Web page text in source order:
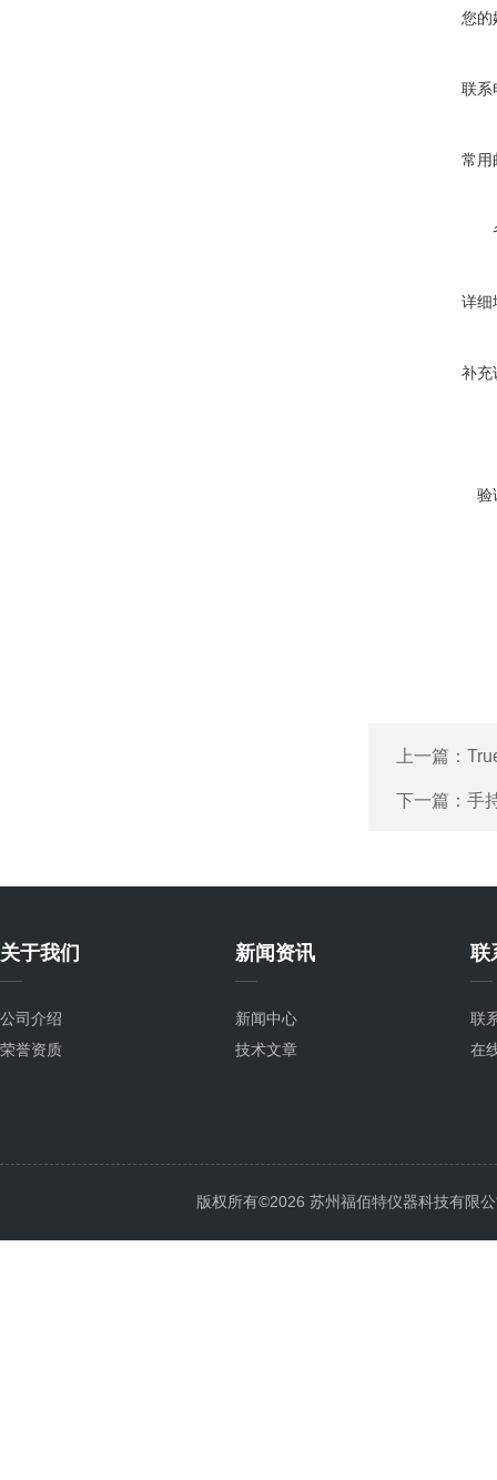
您的
联系
常用
详细
补充
验
上一篇：
下一篇： 手
关于我们
公司介绍
荣誉资质
新闻资讯
新闻中心
技术文章
联
联
在
版权所有©2026 苏州福佰特仪器科技有限